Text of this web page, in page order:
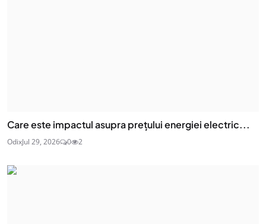
Care este impactul asupra prețului energiei electric...
OdixJul 29, 2026 0 2